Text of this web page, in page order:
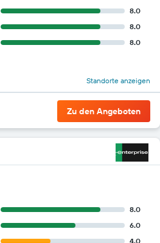
8.0
8.0
8.0
Standorte anzeigen
Zu den Angeboten
8.0
6.0
4.0